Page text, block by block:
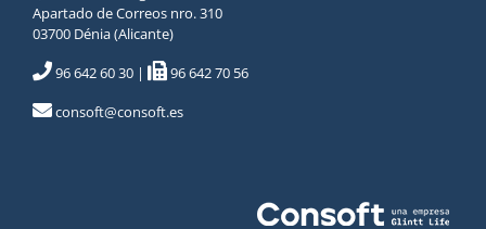
Apartado de Correos nro. 310
03700 Dénia (Alicante)
96 642 60 30 |
96 642 70 56
consoft@consoft.es